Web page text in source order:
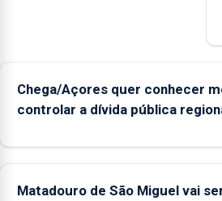
Chega/Açores quer conhecer
controlar a dívida pública
Matadouro de São Miguel vai